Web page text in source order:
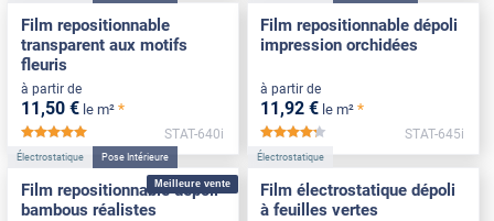
Film repositionnable
transparent aux motifs
fleuris
à partir de
11 ,50 € le m² *
*****
STAT-640i
Film repositionnable dépoli
impression orchidées
à partir de
11 ,92 € le m² *
*****
STAT-645i
Meilleure vente
Électrostatique Pose Intérieure
Film repositionnable dépoli
bambous réalistes
Électrostatique
Film électrostatique dépoli
à feuilles vertes